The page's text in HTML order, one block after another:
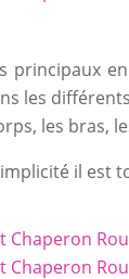
principaux
les
les bras,
il est